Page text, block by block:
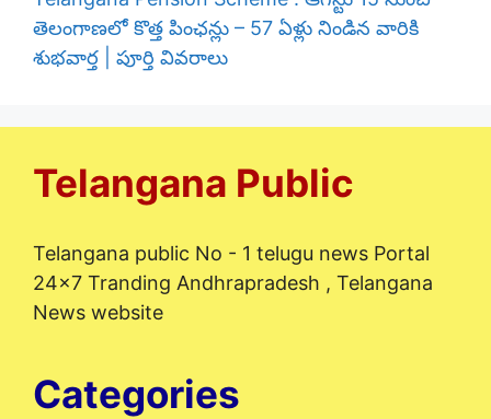
తెలంగాణలో కొత్త పింఛన్లు – 57 ఏళ్లు నిండిన వారికి
శుభవార్త | పూర్తి వివరాలు
Telangana Public
Telangana public No - 1 telugu news Portal
24x7 Tranding Andhrapradesh , Telangana
News website
Categories